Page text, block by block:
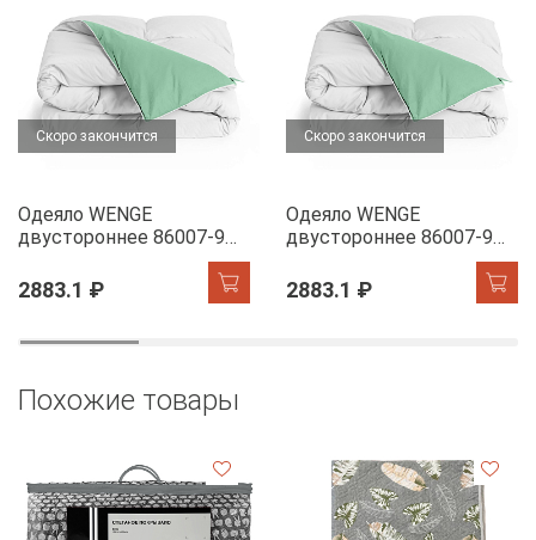
Скоро закончится
Одеяло WENGE
двустороннее 86007-9
2883.1 ₽
Скоро закончится
Одеяло WENGE
двустороннее 86007-9
2883.1 ₽
Похожие товары